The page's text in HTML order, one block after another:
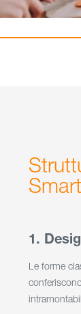
1.
Le forme